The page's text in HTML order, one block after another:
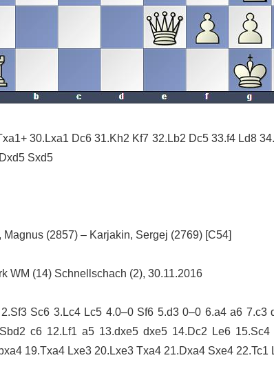
30.Lxa1 Dc6 31.Kh2 Kf7 32.Lb2 Dc5 33.f4 Ld8
Sxd5
Magnus (2857) – Karjakin, Sergej (2769) [C54]
WM (14) Schnellschach (2), 30.11.2016
Sc6 3.Lc4 Lc5 4.0–0 Sf6 5.d3 0–0 6.a4 a6 7.c3
c6 12.Lf1 a5 13.dxe5 dxe5 14.Dc2 Le6
19.Txa4 Lxe3 20.Lxe3 Txa4 21.Dxa4 Sxe4 22.Tc1